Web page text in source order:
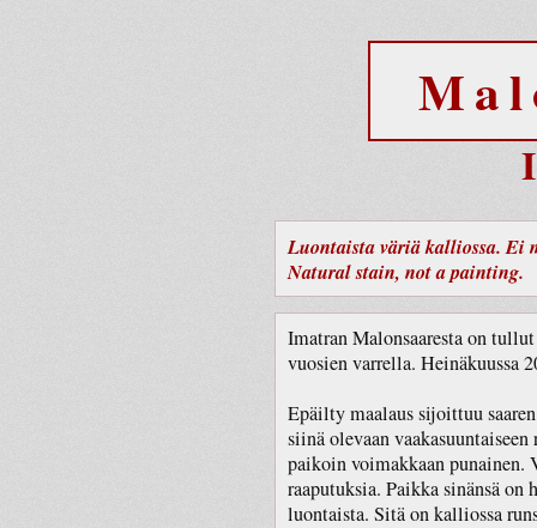
Luontaista väriä kalliossa. Ei
Natural stain, not a painting.
Imatran Malonsaaresta on
vuosien varrella. Heinäkuussa
Epäilty maalaus sijoittuu
siinä olevaan
paikoin voimakkaan
raaputuksia. Paikka sinänsä
luontaista. Sitä on kalliossa